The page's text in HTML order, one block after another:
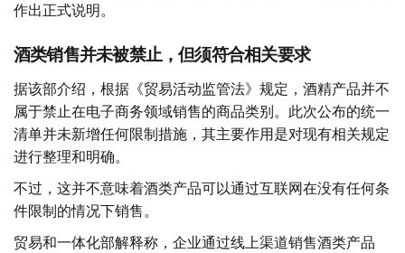
作出正式说明。
酒类销售并未被禁止，但须符合相关要求
据该部介绍，根据《贸易活动监管法》规定，酒精产品并不
属于禁止在电子商务领域销售的商品类别。此次公布的统一
清单并未新增任何限制措施，其主要作用是对现有相关规定
进行整理和明确。
不过，这并不意味着酒类产品可以通过互联网在没有任何条
件限制的情况下销售。
贸易和一体化部解释称，企业通过线上渠道销售酒类产品